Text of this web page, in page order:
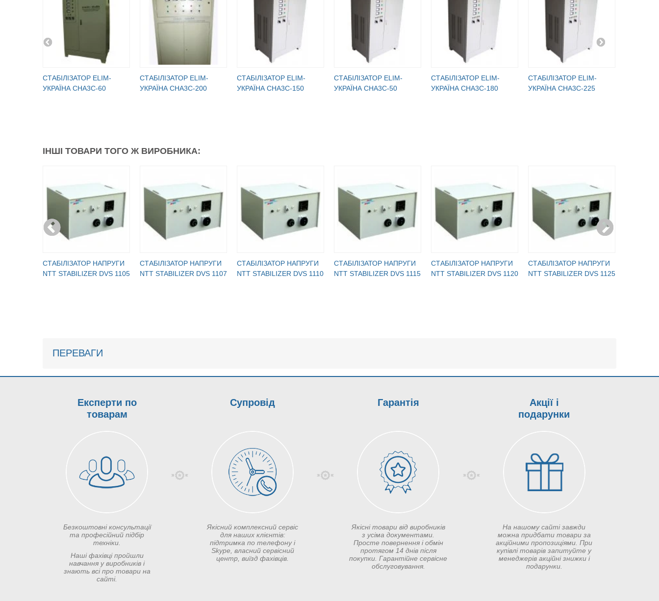
СТАБІЛІЗАТОР ELIM-
УКРАЇНА СНА3С-60
СТАБІЛІЗАТОР ELIM-
УКРАЇНА СНА3С-200
СТАБІЛІЗАТОР ELIM-
УКРАЇНА СНА3С-150
СТАБІЛІЗАТОР ELIM-
УКРАЇНА СНА3С-50
СТАБІЛІЗАТОР ELIM-
УКРАЇНА СНА3С-180
СТАБІЛІЗАТОР ELIM-
УКРАЇНА СНА3С-225
ІНШІ ТОВАРИ ТОГО Ж ВИРОБНИКА:
CТАБІЛІЗАТОР НАПРУГИ
NTT STABILIZER DVS 1105
CТАБІЛІЗАТОР НАПРУГИ
NTT STABILIZER DVS 1107
CТАБІЛІЗАТОР НАПРУГИ
NTT STABILIZER DVS 1110
CТАБІЛІЗАТОР НАПРУГИ
NTT STABILIZER DVS 1115
CТАБІЛІЗАТОР НАПРУГИ
NTT STABILIZER DVS 1120
CТАБІЛІЗАТОР НАПРУГИ
NTT STABILIZER DVS 1125
ПЕРЕВАГИ
Експерти по
товарам
Безкоштовні консультації
та професійний підбір
техніки.
Наші фахівці пройшли
навчання у виробників і
знають всі про товари на
сайті.
Супровід
Якісний комплексний сервіс
для наших клієнтів:
підтримка по телефону і
Skype, власний сервісний
центр, виїзд фахівців.
Гарантія
Якісні товари від виробників
з усіма документами.
Просте повернення і обмін
протягом 14 днів після
покупки. Гарантійне сервісне
обслуговування.
Акції і
подарунки
На нашому сайті завжди
можна придбати товари за
акційними пропозиціями. При
купівлі товарів запитуйте у
менеджерів акційні знижки і
подарунки.